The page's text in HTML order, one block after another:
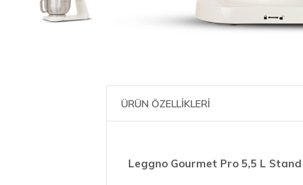
ÜRÜN ÖZELLİKLERİ
Leggno Gourmet Pro 5,5 L